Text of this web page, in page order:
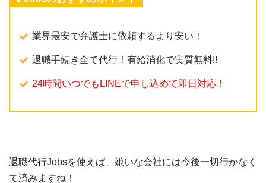
業界最安で弁護士に依頼するより安い！
退職手続き全て代行！有給消化で実質無料!!
24時間いつでもLINEで申し込めて即日対応！
退職代行Jobsを使えば、嫌いな会社には今後一切行かなく
て済みますね！